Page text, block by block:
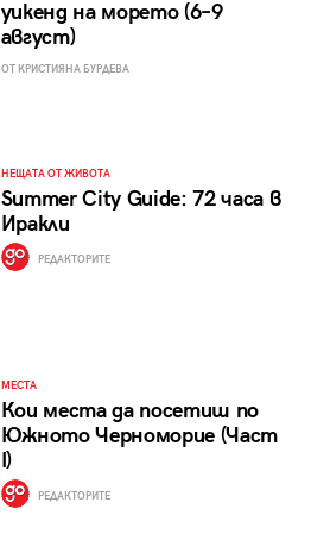
уикенд на морето (6–9
август)
ОТ КРИСТИЯНА БУРДЕВА
НЕЩАТА ОТ ЖИВОТА
Summer City Guide: 72 часа в
Иракли
РЕДАКТОРИТЕ
МЕСТА
Кои места да посетиш по
Южното Черноморие (Част
I)
РЕДАКТОРИТЕ